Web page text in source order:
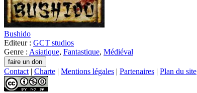
Bushido
Editeur : GCT studios
Genre : Asiatique, Fantastique, Médiéval
Contact | Charte | Mentions légales | Partenaires | Plan du site